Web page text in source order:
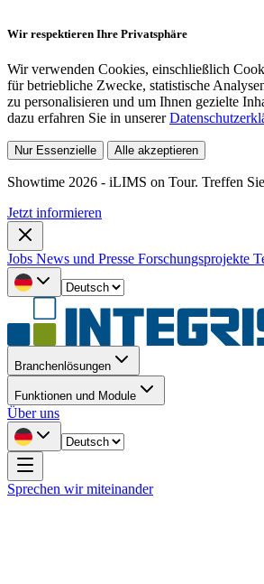
Wir respektieren Ihre Privatsphäre
Wir verwenden Cookies, einschließlich
für betriebliche Zwecke, statistische
zu personalisieren und um Ihnen gezielte
dazu erfahren Sie in unserer
Nur Essenzielle Alle akzeptieren
Showtime 2026 - iLIMS on Tour. Treffen
Jetzt informieren
Jobs News und Presse Forschungsprojekte
Branchenlösungen
Funktionen und Module
Über uns
Sprechen wir miteinander